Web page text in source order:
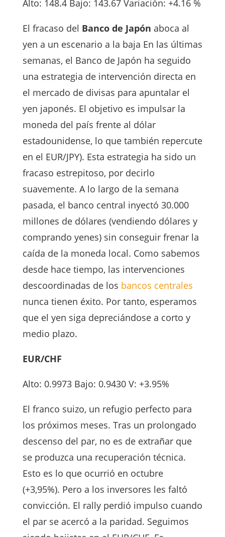
Alto: 148.4 Bajo: 143.67 Variación: +4.16 %
El fracaso del Banco de Japón aboca al
yen a un escenario a la baja En las últimas
semanas, el Banco de Japón ha seguido
una estrategia de intervención directa en
el mercado de divisas para apuntalar el
yen japonés. El objetivo es impulsar la
moneda del país frente al dólar
estadounidense, lo que también repercute
en el EUR/JPY). Esta estrategia ha sido un
fracaso estrepitoso, por decirlo
suavemente. A lo largo de la semana
pasada, el banco central inyectó 30.000
millones de dólares (vendiendo dólares y
comprando yenes) sin conseguir frenar la
caída de la moneda local. Como sabemos
desde hace tiempo, las intervenciones
descoordinadas de los bancos centrales
nunca tienen éxito. Por tanto, esperamos
que el yen siga depreciándose a corto y
medio plazo.
EUR/CHF
Alto: 0.9973 Bajo: 0.9430 V: +3.95%
El franco suizo, un refugio perfecto para
los próximos meses. Tras un prolongado
descenso del par, no es de extrañar que
se produzca una recuperación técnica.
Esto es lo que ocurrió en octubre
(+3,95%). Pero a los inversores les faltó
convicción. El rally perdió impulso cuando
el par se acercó a la paridad. Seguimos